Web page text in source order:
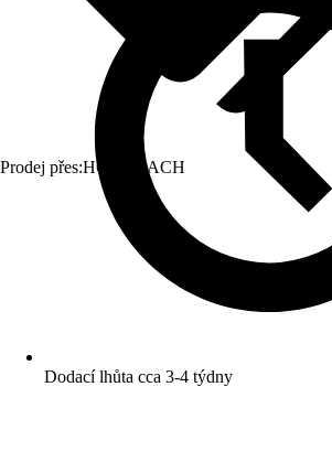
Prodej přes:HORNBACH
Dodací lhůta cca 3-4 týdny